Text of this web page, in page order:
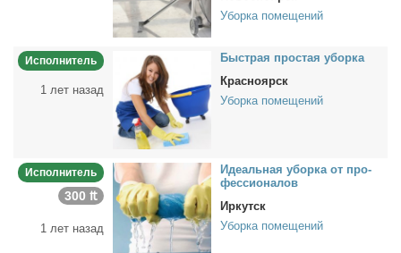
Уборка помещений
Исполнитель
1 лет назад
Быст­рая про­стая убор­ка
Красноярск
Уборка помещений
Исполнитель
300 ₶
1 лет назад
Иде­аль­ная убор­ка от про­
фес­сио­на­лов
Иркутск
Уборка помещений